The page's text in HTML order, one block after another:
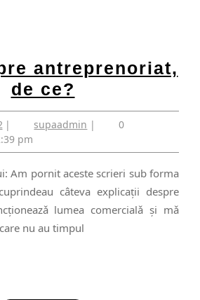
antreprenoriat,
de ce?
despre
de
ce?
aprilie
18,
2022
| supaadmin supaadmin
|
0
pm
câteva explicaţii despre
lumea comercialǎ și mǎ
nu au timpul